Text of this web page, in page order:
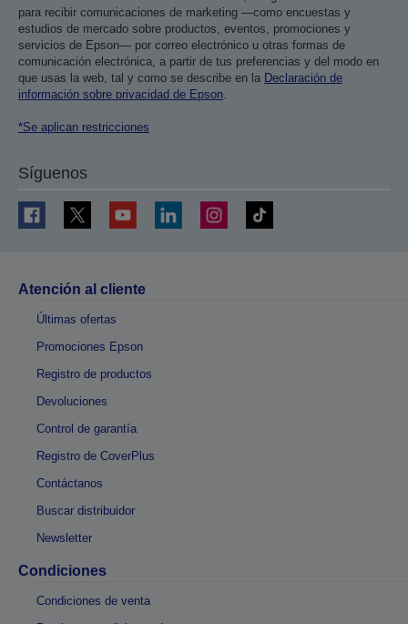
para recibir comunicaciones de marketing —como encuestas y
estudios de mercado sobre productos, eventos, promociones y
servicios de Epson— por correo electrónico u otras formas de
comunicación electrónica, a partir de tus preferencias y del modo en
que usas la web, tal y como se describe en la Declaración de
información sobre privacidad de Epson.
*Se aplican restricciones
Síguenos
Atención al cliente
Últimas ofertas
Promociones Epson
Registro de productos
Devoluciones
Control de garantía
Registro de CoverPlus
Contáctanos
Buscar distribuidor
Newsletter
Condiciones
Condiciones de venta